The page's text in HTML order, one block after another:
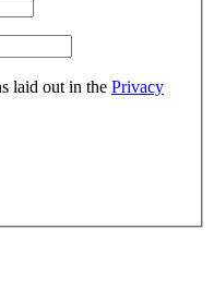
laid out in the Privacy